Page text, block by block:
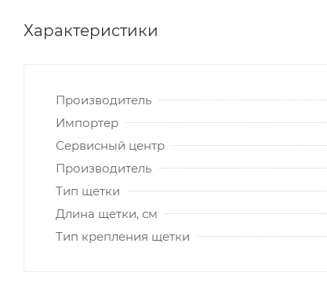
Характеристики
Производитель
Импортер
Сервисный центр
Производитель
Тип щетки
Длина щетки, см
Тип крепления щетки